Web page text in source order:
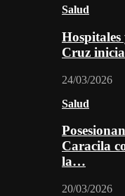
Salud
Hospitales
Cruz
24/03/2026
Salud
Caracila
la…
20/03/2026